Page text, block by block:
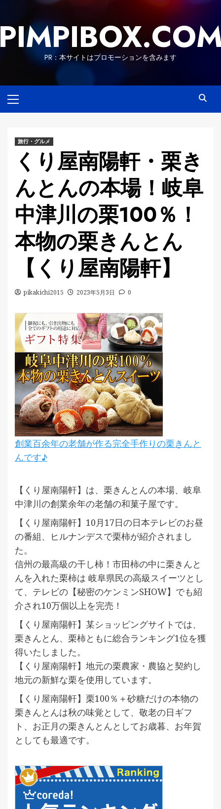
content
PR：本サイトはプロモーションを含みます
Menu
旅行・グルメ
くり屋南陽軒・栗き
んとんの本場！岐阜
中津川の栗100％！
本物の栗きんとん
【くり屋南陽軒】
pikakichi2015 2023年5月3日 0
創業百余年の老舗が作る完全手作りの栗きんと
んです♪
【くり屋南陽軒】は、栗きんとんの本場、岐阜
中津川の創業余年の老舗の和菓子屋です。
【くり屋南陽軒】10月17日の日本テレビのお昼
の番組、ヒルナンデスで栗柿が紹介されまし
た。
信州の最高級の干し柿！市田柿の中に栗きんと
んを入れた栗柿は 岐阜県民の高級スイーツとし
て、テレビの【秘密のケンミンSHOW】でも紹
介され10万個以上を完売！
【くり屋南陽軒】某ショッピングサイトでは、
栗きんとん、栗柿ともに総合ランキング1位を獲
得いたしました。
【くり屋南陽軒】地元の栗農家・農協と契約し
地元の新鮮な栗を使用しています。
【くり屋南陽軒】栗100％＋砂糖だけの本物の
栗きんとんは秋の味覚として、敬老の日ギフ
ト、お正月の栗きんとんとしてお歳暮、お年賀
としても最適です。